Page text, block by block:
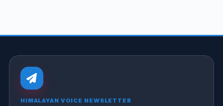
HIMALAYAN VOICE NEWSLETTER